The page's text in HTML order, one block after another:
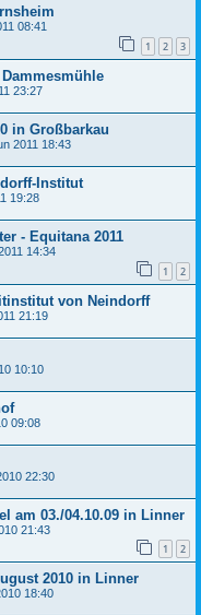
08:41
1 2 3
23:27
in Großbarkau
2011 18:43
Institut
19:28
- Equitana 2011
14:34
1 2
von Neindorff
21:19
10:10
09:08
22:30
am 03./04.10.09 in Linner
21:43
1 2
2010 in Linner
18:40